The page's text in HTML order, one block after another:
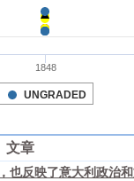
文章
也反映了意大利政治